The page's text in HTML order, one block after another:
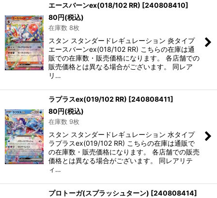
エースバーンex(018/102 RR) [240808410]
80円(税込)
在庫数 8枚
スタン スタンダードレギュレーション 炎タイプ
エースバーンex(018/102 RR) こちらの在庫は通
販での在庫数・販売価格になります。 各店舗での
販売価格とは異なる場合がございます。 同レア
リ…
ラプラスex(019/102 RR) [240808411]
80円(税込)
在庫数 9枚
スタン スタンダードレギュレーション 水タイプ
ラプラスex(019/102 RR) こちらの在庫は通販で
の在庫数・販売価格になります。 各店舗での販売
価格とは異なる場合がございます。 同レアリテ
ィ…
プロトーガ(スプラッシュターン) [240808414]